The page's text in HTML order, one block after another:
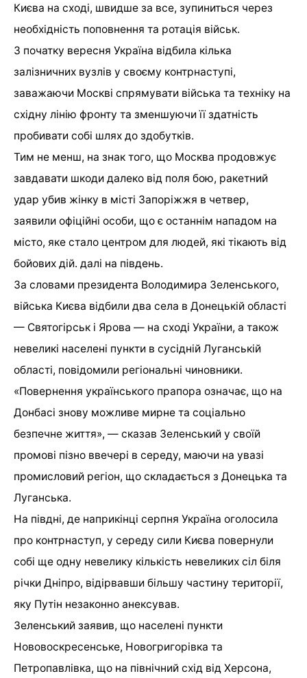
Києва на сході, швидше за все, зупиниться через
необхідність поповнення та ротація військ.
З початку вересня Україна відбила кілька
залізничних вузлів у своєму контрнаступі,
заважаючи Москві спрямувати війська та техніку на
східну лінію фронту та зменшуючи її здатність
пробивати собі шлях до здобутків.
Тим не менш, на знак того, що Москва продовжує
завдавати шкоди далеко від поля бою, ракетний
удар убив жінку в місті Запоріжжя в четвер,
заявили офіційні особи, що є останнім нападом на
місто, яке стало центром для людей, які тікають від
бойових дій. далі на південь.
За словами президента Володимира Зеленського,
війська Києва відбили два села в Донецькій області
— Святогірськ і Ярова — на сході України, а також
невеликі населені пункти в сусідній Луганській
області, повідомили регіональні чиновники.
«Повернення українського прапора означає, що на
Донбасі знову можливе мирне та соціально
безпечне життя», — сказав Зеленський у своїй
промові пізно ввечері в середу, маючи на увазі
промисловий регіон, що складається з Донецька та
Луганська.
На півдні, де наприкінці серпня Україна оголосила
про контрнаступ, у середу сили Києва повернули
собі ще одну невелику кількість невеликих сіл біля
річки Дніпро, відірвавши більшу частину території,
яку Путін незаконно анексував.
Зеленський заявив, що населені пункти
Нововоскресенське, Новогригорівка та
Петропавлівка, що на північний схід від Херсона,